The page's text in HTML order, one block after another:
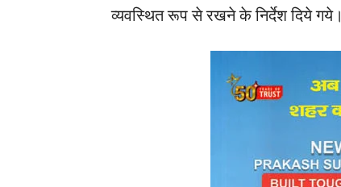
व्यवस्थित रूप से रखने के निर्देश दिये गये।